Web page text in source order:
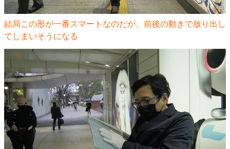
結局この形が一番スマートなのだが、前後の動きで放り出し
てしまいそうになる